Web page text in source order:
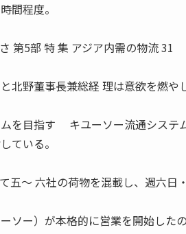
間程度。
さ 第5部 特 集 アジア内需の物流
北野董事長兼総経 理は意欲を燃や
を目指す キユーソー流通システム
ている。
五〜 六社の荷物を混載し、週六日
ソー）が本格的に営業を開始した